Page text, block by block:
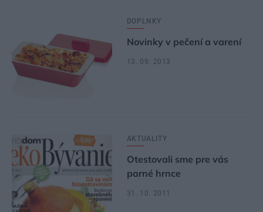
DOPLNKY
Novinky v pečení a varení
13. 09. 2013
AKTUALITY
Otestovali sme pre vás
parné hrnce
31. 10. 2011